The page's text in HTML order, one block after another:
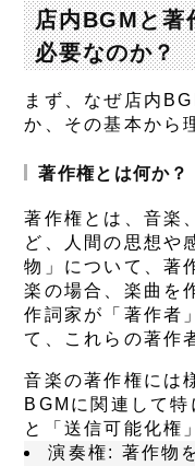
店内BGMと著
必要なのか？
まず、なぜ店内
か、その基本から
著作権とは何か？
著作権とは、音楽
ど、人間の思想や
物」について、著
楽の場合、楽曲を
作詞家が「著作者
て、これらの著作
音楽の著作権には
BGMに関連して特
と「 送信可能化権
演奏権: 著作物